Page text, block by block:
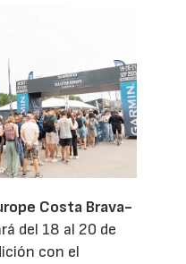
Costa Brava-
del 18 al 20 de
con el